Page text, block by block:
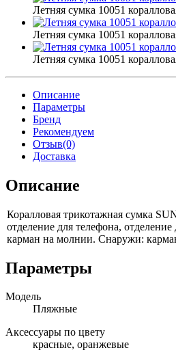
Летняя сумка 10051
Летняя сумка 10051
Летняя сумка 10051
Описание
Параметры
Бренд
Рекомендуем
Отзыв(0)
Доставка
Описание
Коралловая трикотажная сумка
отделение для телефона,
карман на молнии. Снаружи:
Параметры
Модель
Пляжные
Аксессуары по цвету
красные, оранжевые